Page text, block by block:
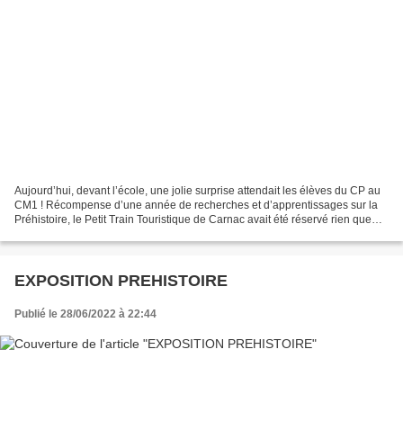
Aujourd’hui, devant l’école, une jolie surprise attendait les élèves du CP au
CM1 ! Récompense d’une année de recherches et d’apprentissages sur la
Préhistoire, le Petit Train Touristique de Carnac avait été réservé rien que
EXPOSITION PREHISTOIRE
Publié le 28/06/2022 à 22:44